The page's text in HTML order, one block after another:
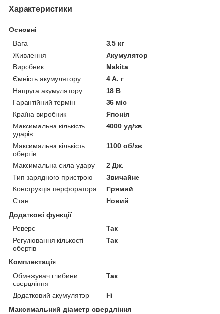
Характеристики
Основні
Вага
3.5 кг
Живлення
Акумулятор
Виробник
Makita
Ємність акумулятору
4 А. г
Напруга акумулятору
18 В
Гарантійний термін
36 міс
Країна виробник
Японія
Максимальна кількість
ударів
4000 уд/хв
Максимальна кількість
обертів
1100 об/хв
Максимальна сила удару
2 Дж.
Тип зарядного пристрою
Звичайне
Конструкція перфоратора
Прямий
Стан
Новий
Додаткові функції
Реверс
Так
Регулювання кількості
обертів
Так
Комплектація
Обмежувач глибини
свердління
Так
Додатковий акумулятор
Ні
Максимальний діаметр свердління